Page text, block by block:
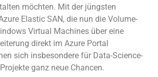
möchten. Mit der jüngsten
Elastic SAN, die nun die Volume-
Virtual Machines über eine
direkt im Azure Portal
sich insbesondere für Data-Science-
ganz neue Chancen.